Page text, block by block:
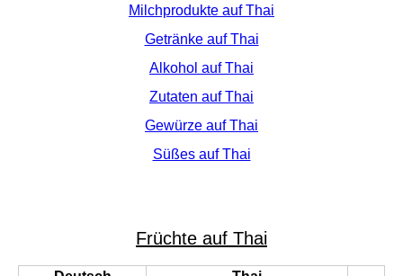
Milchprodukte auf Thai
Getränke auf Thai
Alkohol auf Thai
Zutaten auf Thai
Gewürze auf Thai
Süßes auf Thai
Früchte auf Thai